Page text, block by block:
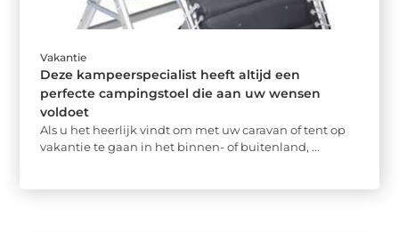
Vakantie
Deze kampeerspecialist heeft altijd een
perfecte campingstoel die aan uw wensen
voldoet
Als u het heerlijk vindt om met uw caravan of tent op
vakantie te gaan in het binnen- of buitenland, ...